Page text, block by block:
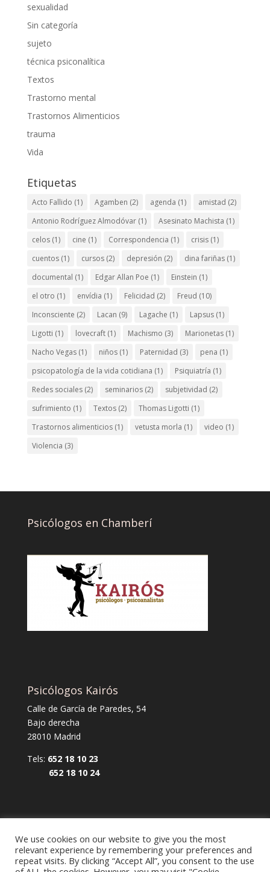
sexualidad
Sin categoría
sujeto
técnica psiconalítica
Textos
Trastorno mental
Trastornos Alimenticios
trauma
Vida
Etiquetas
Acto Fallido (1) Agamben (2) agenda (1) amistad (2)
Antonio Rodríguez Almodóvar(1) Asesinato Machista (1)
celos(1) cine (1) Correspondencia (1) crisis(1)
cuentos(1) cursos(2) depresión (2) dina fariñas(1)
documental (1) Edgar Allan Poe (1) Einstein (1)
el otro (1) envídia (1) Felicidad (2) Freud (10)
Inconsciente (2) Lacan (9) Lagache (1) Lapsus(1)
Ligotti (1) lovecraft(1) Machismo (3) Marionetas(1)
Nacho Vegas(1) niños(1) Paternidad (3) pena (1)
psicopatología de la vida cotidiana (1) Psiquiatría (1)
Redes sociales(2) seminarios(2) subjetividad (2)
sufrimiento (1) Textos(2) Thomas Ligotti (1)
Trastornos alimenticios(1) vetusta morla (1) video (1)
Violencia (3)
Psicólogos en Chamberí
Psicólogos Kairós
Calle de García de Paredes, 54
Bajo derecha
28010 Madrid
Tels: 652 18 10 23
652 18 10 24
We use cookies on our website to give you the most
relevant experience by remembering your preferences and
repeat visits. By clicking “Accept All”, you consent to the use